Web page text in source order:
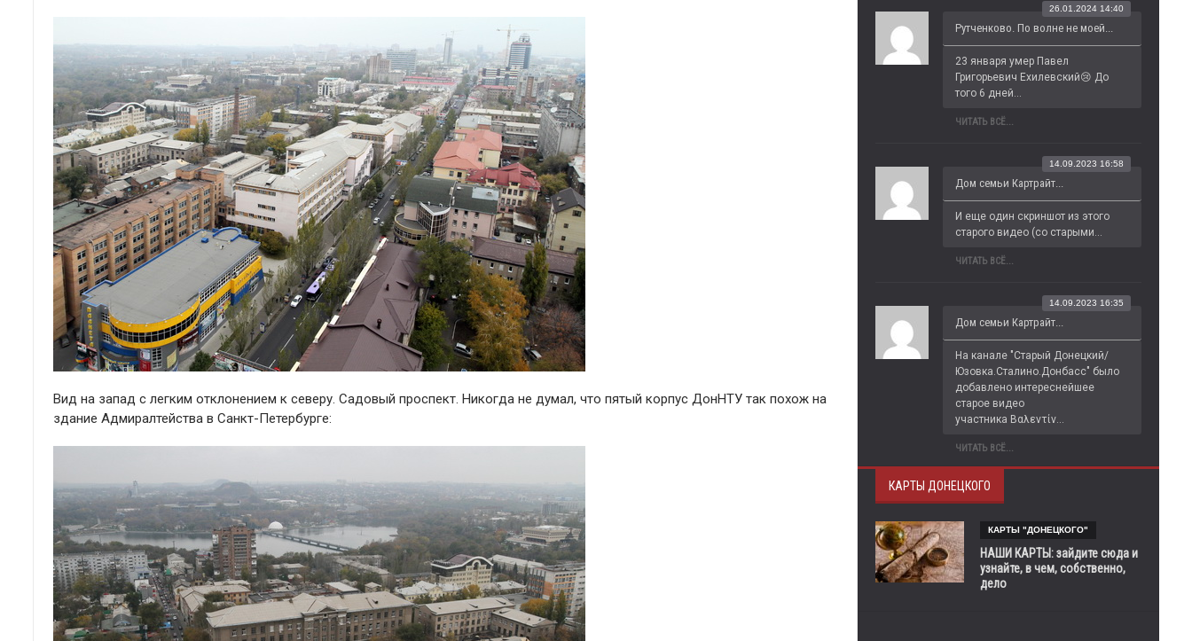
Вид на запад с легким отклонением к северу. Садовый проспект. Никогда не думал, что пятый корпус ДонНТУ так похож на
здание Адмиралтейства в Санкт-Петербурге:
Рутченково. По волне не моей...
26.01.2024 14:40
23 января умер Павел
Григорьевич Ехилевский😢 До
того 6 дней...
ЧИТАТЬ ВСЁ...
Дом семьи Картрайт...
14.09.2023 16:58
И еще один скриншот из этого
старого видео (со старыми...
ЧИТАТЬ ВСЁ...
Дом семьи Картрайт...
14.09.2023 16:35
На канале "Старый Донецкий/
Юзовка.Сталино.Донбасс" было
добавлено интереснейшее
старое видео
участника Βαλεντίν...
ЧИТАТЬ ВСЁ...
КАРТЫ ДОНЕЦКОГО
КАРТЫ "ДОНЕЦКОГО"
НАШИ КАРТЫ: зайдите сюда и
узнайте, в чем, собственно,
дело